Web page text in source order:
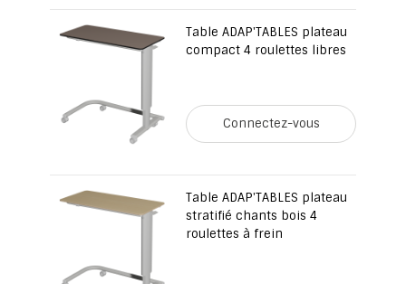
Table ADAP'TABLES plateau
compact 4 roulettes libres
Connectez-vous
Table ADAP'TABLES plateau
stratifié chants bois 4
roulettes à frein